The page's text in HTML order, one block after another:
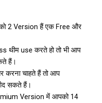
2 Version हैं एक Free और
थीम use करते हो तो भी आप
हैं।
करना चाहते हैं तो आप
सकते हैं।
Version में आपको 14